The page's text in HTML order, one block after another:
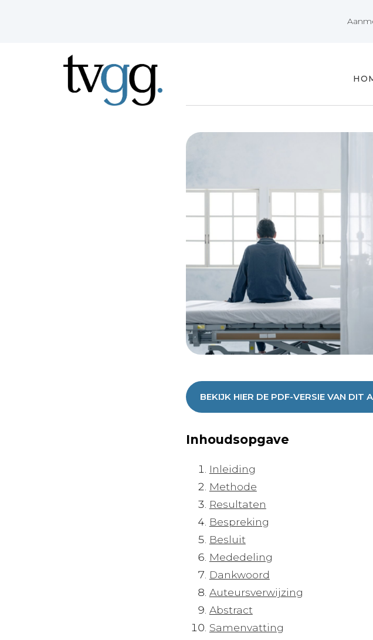
BEKIJK HIER DE PDF-VERSIE VAN DIT
Inhoudsopgave
Inleiding
Methode
Resultaten
Bespreking
Besluit
Mededeling
Dankwoord
Auteursverwijzing
Abstract
Samenvatting